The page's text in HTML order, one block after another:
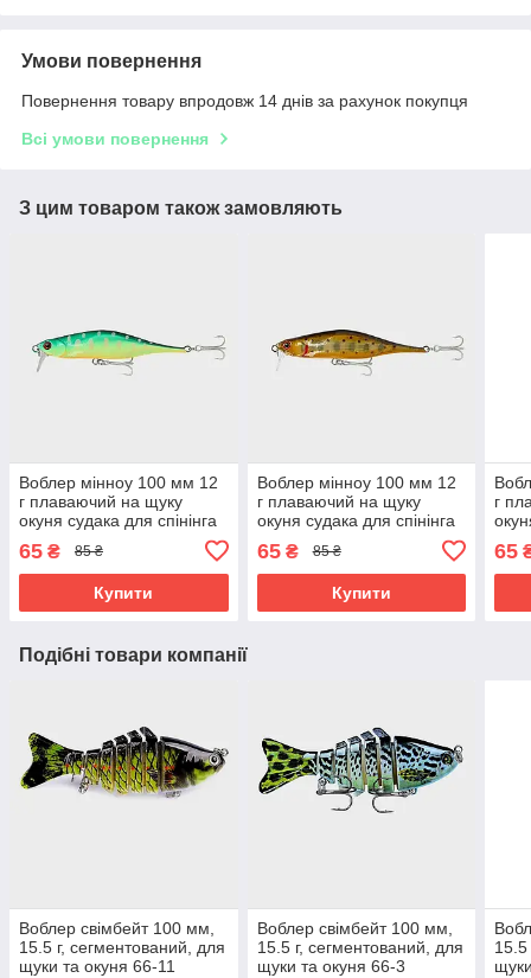
Умови повернення
Повернення товару впродовж 14 днів за рахунок покупця
Всі умови повернення
З цим товаром також замовляють
Воблер мінноу 100 мм 12
г плаваючий на щуку
окуня судака для спінінга
65 ₴ 85 ₴
Купити
Воблер мінноу 100 мм 12
г плаваючий на щуку
окуня судака для спінінга
65₴ 85 ₴
Купити
г
65
Подібні товари компанії
Воблер свімбейт 100 мм,
15.5 г, сегментований, для
щуки та окуня 66-11
Воблер свімбейт 100 мм,
15.5 г, сегментований, для
щуки та окуня 66-3
15.5